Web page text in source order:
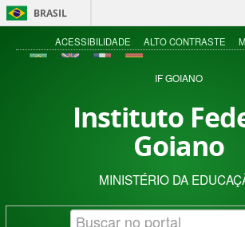
BRASIL
Acesso
ACESSIBILIDADE ALTO CONTRASTE
IF GOIANO
Instituto
Goiano
MINISTÉRIO DA